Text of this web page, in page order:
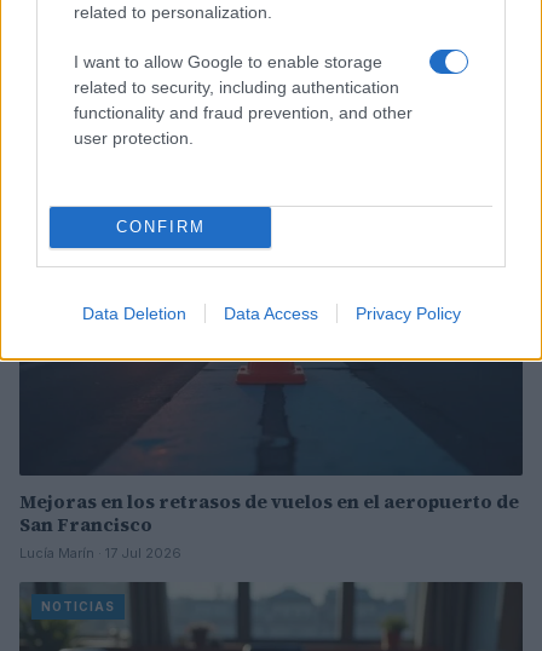
related to personalization.
I want to allow Google to enable storage
related to security, including authentication
functionality and fraud prevention, and other
user protection.
CONFIRM
Data Deletion Data Access Privacy Policy
Incidente de fuego en la Terminal 2 del aeropuerto
Murtala Muhammed en Lagos
Lucía Marín · 4 Ago 2026
Mejoras en los retrasos de vuelos en el aeropuerto de
San Francisco
Lucía Marín · 17 Jul 2026
NOTICIAS